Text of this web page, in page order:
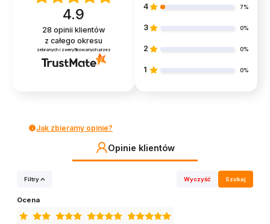
4.9
28 opinii klientów
z całego okresu
zebranych i zweryfikowanych przez
4 7%
3 0%
2 0%
1 0%
Jak zbieramy opinie?
Opinie klientów
Filtry Wyczyść Szukaj
Ocena